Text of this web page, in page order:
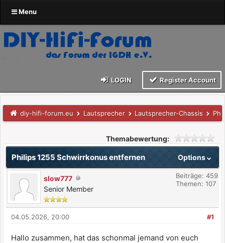
Menu
LOGIN Register Account
diy-hifi-forum.eu Lautsprecher Lautsprecher-Chassis
Themabewertung:
Options
Philips 1255 Schwirrkonus entfernen
slow777
Senior Member
Beiträge: 459
Themen: 107
#1
04.05.2026, 20:00
Hallo zusammen, hat das schonmal jemand von euch